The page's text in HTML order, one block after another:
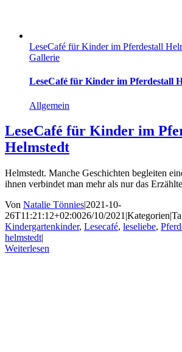
LeseCafé für Kinder im Pferdestall
Gallerie
LeseCafé für Kinder im Pferdestall
Allgemein
LeseCafé für Kinder im
Helmstedt
Helmstedt. Manche Geschichten begleiten
ihnen verbindet man mehr als nur das
Von Natalie Tönnies|2021-10-
26T11:21:12+02:0026/10/2021 |Kategorien|
Kindergartenkinder, Lesecafé, leseliebe,
helmstedt|
Weiterlesen